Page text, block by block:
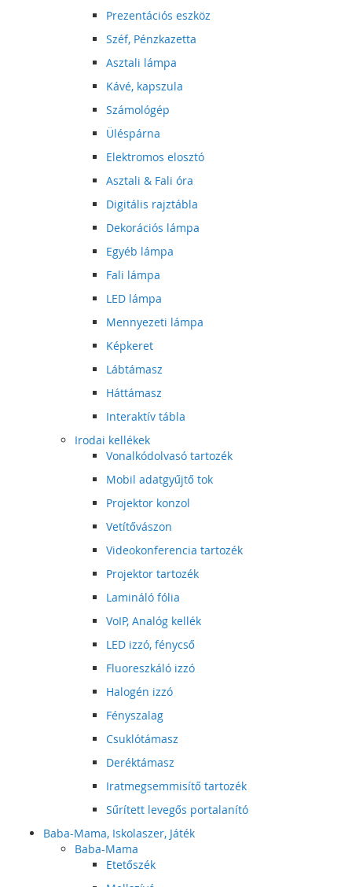
Prezentációs eszköz
Széf, Pénzkazetta
Asztali lámpa
Kávé, kapszula
Számológép
Üléspárna
Elektromos elosztó
Asztali & Fali óra
Digitális rajztábla
Dekorációs lámpa
Egyéb lámpa
Fali lámpa
LED lámpa
Mennyezeti lámpa
Képkeret
Lábtámasz
Háttámasz
Interaktív tábla
Irodai kellékek
Vonalkódolvasó tartozék
Mobil adatgyűjtő tok
Projektor konzol
Vetítővászon
Videokonferencia tartozék
Projektor tartozék
Lamináló fólia
VoIP, Analóg kellék
LED izzó, fénycső
Fluoreszkáló izzó
Halogén izzó
Fényszalag
Csuklótámasz
Deréktámasz
Iratmegsemmisítő tartozék
Sűrített levegős portalanító
Baba-Mama, Iskolaszer, Játék
Baba-Mama
Etetőszék